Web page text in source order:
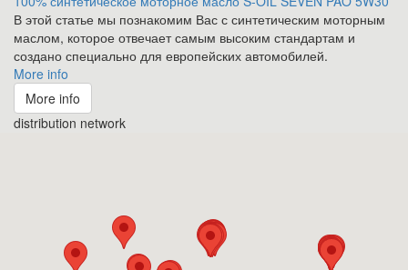
В этой статье мы познакомим Вас с синтетическим моторным
маслом, которое отвечает самым высоким стандартам и
создано специально для европейских автомобилей.
More info
More info
distribution network